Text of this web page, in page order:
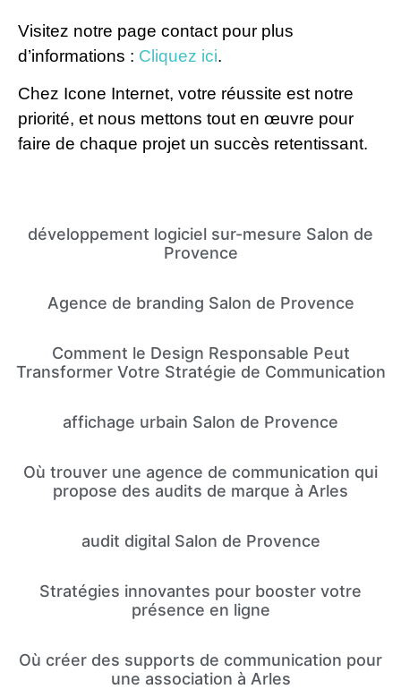
Visitez notre page contact pour plus
d’informations : Cliquez ici.
Chez Icone Internet, votre réussite est notre
priorité, et nous mettons tout en œuvre pour
faire de chaque projet un succès retentissant.
développement logiciel sur-mesure Salon de
Provence
Agence de branding Salon de Provence
Comment le Design Responsable Peut
Transformer Votre Stratégie de Communication
affichage urbain Salon de Provence
Où trouver une agence de communication qui
propose des audits de marque à Arles
audit digital Salon de Provence
Stratégies innovantes pour booster votre
présence en ligne
Où créer des supports de communication pour
une association à Arles